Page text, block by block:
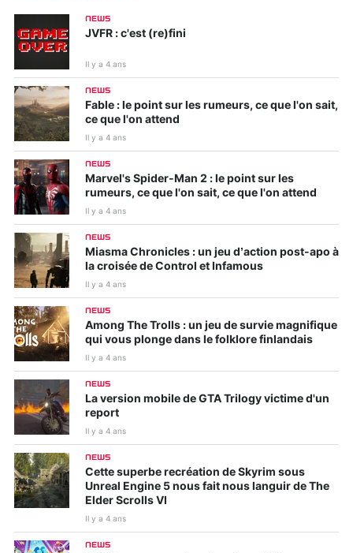
NEWS
JVFR : c'est (re)fini
Il y a 4 ans
NEWS
Fable : le point sur les rumeurs, ce que l'on sait,
ce que l'on attend
Il y a 4 ans
NEWS
Marvel's Spider-Man 2 : le point sur les
rumeurs, ce que l'on sait, ce que l'on attend
Il y a 4 ans
NEWS
Miasma Chronicles : un jeu d’action post-apo à
la croisée de Control et Infamous
Il y a 4 ans
NEWS
Among The Trolls : un jeu de survie magnifique
qui vous plonge dans le folklore finlandais
Il y a 4 ans
NEWS
La version mobile de GTA Trilogy victime d'un
report
Il y a 4 ans
NEWS
Cette superbe recréation de Skyrim sous
Unreal Engine 5 nous fait nous languir de The
Elder Scrolls VI
Il y a 4 ans
NEWS